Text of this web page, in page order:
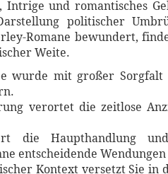
Intrige und romantisches
politischer
Romane bewundert,
Weite.
wurde mit großer
verortet die zeitlose
die Haupthandlung
entscheidende
Kontext versetzt Sie in